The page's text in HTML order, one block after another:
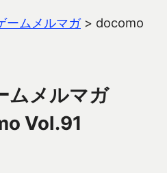
ームメルマガ> docomo
ムメルマガ
Vol.91